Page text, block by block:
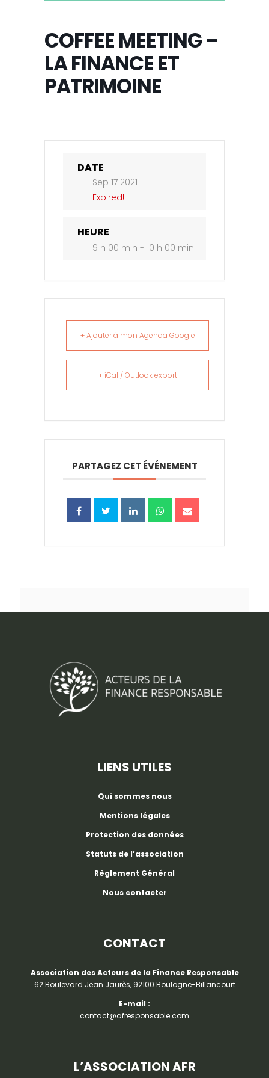
COFFEE MEETING –
LA FINANCE ET
PATRIMOINE
DATE
Sep 17 2021
Expired!
HEURE
9 h 00 min - 10 h 00 min
+ Ajouter à mon Agenda Google
+ iCal / Outlook export
PARTAGEZ CET ÉVÉNEMENT
LIENS UTILES
Qui sommes nous
Mentions légales
Protection des données
Statuts de l’association
Règlement Général
Nous contacter
CONTACT
Association des Acteurs de la Finance Responsable
62 Boulevard Jean Jaurès, 92100 Boulogne-Billancourt
E-mail :
contact@afresponsable.com
L’ASSOCIATION AFR